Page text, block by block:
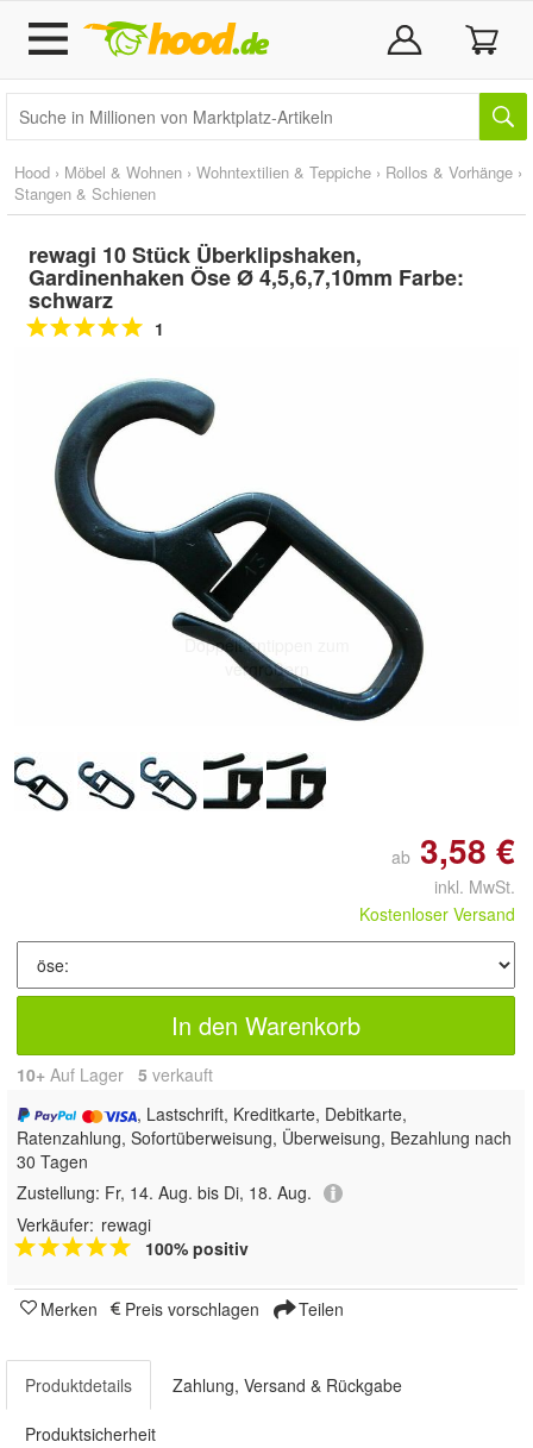
Hood › Möbel & Wohnen › Wohntextilien & Teppiche › Rollos & Vorhänge ›
Stangen & Schienen
rewagi 10 Stück Überklipshaken,
Gardinenhaken Öse Ø 4,5,6,7,10mm Farbe:
schwarz
1
Doppelt antippen zum
vergrößern
ab 3,58 €
inkl. MwSt.
Kostenloser Versand
In den Warenkorb
10+ Auf Lager 5 verkauft
, Lastschrift, Kreditkarte, Debitkarte,
Ratenzahlung, Sofortüberweisung, Überweisung, Bezahlung nach
30 Tagen
Zustellung: Fr, 14. Aug. bis Di, 18. Aug.
Verkäufer: rewagi
100% positiv
Merken Preis vorschlagen Teilen
Produktdetails Zahlung, Versand & Rückgabe
Produktsicherheit